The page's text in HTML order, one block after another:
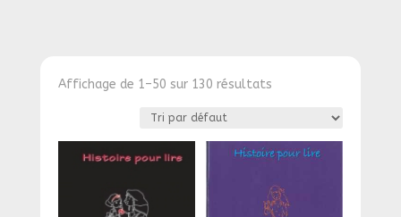
Affichage de 1–50 sur 130 résultats